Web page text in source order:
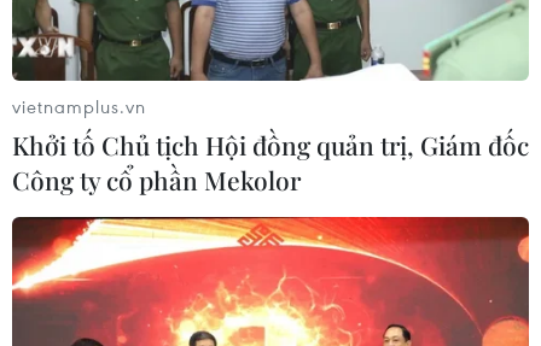
đường giao thông bị sạt lở và hệ thống lưới điện bị thiệt
hại nặng nề.
vietnamplus.vn
Khởi tố Chủ tịch Hội đồng quản trị, Giám đốc
Công ty cổ phần Mekolor